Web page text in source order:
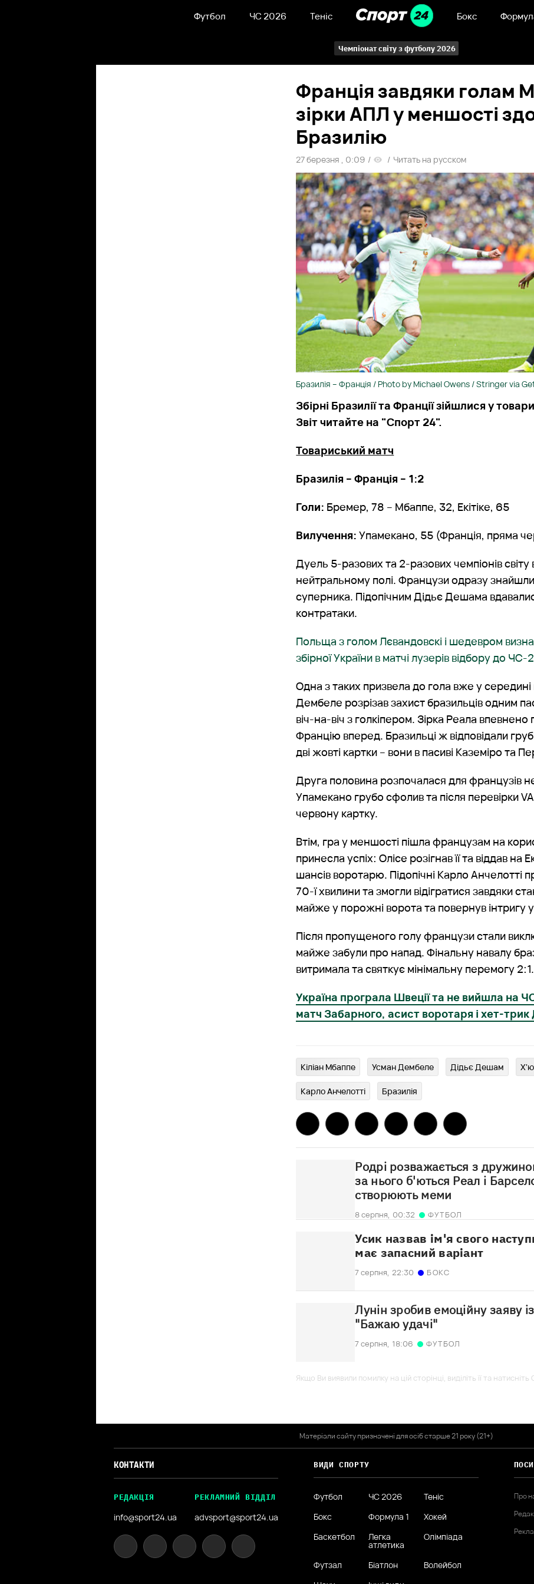
Футбол ЧС 2026 Теніс Бокс
Чемпіонат світу з футболу 2026
Франція завдяки голам
зірки АПЛ у меншості
Бразилію
27 березня , 0:09 / / Читать на русском
Бразилія – Франція / Photo by Michael Owens / Stringer via
Збірні Бразилії та Франції зійшлися у
Звіт читайте на "Спорт 24".
Товариський матч
Бразилія – Франція – 1:2
Голи: Бремер, 78 – Мбаппе, 32, Екітіке, 65
Вилучення: Упамекано, 55 (Франція, пряма
Дуель 5-разових та 2-разових чемпіонів
нейтральному полі. Французи одразу
суперника. Підопічним Дідьє Дешама
контратаки.
Польща з голом Лєвандовскі і шедевром
збірної України в матчі лузерів відбору до
Одна з таких призвела до гола вже у
Дембеле розрізав захист бразильців одним
віч-на-віч з голкіпером. Зірка Реала впевнено
Францію вперед. Бразильці ж відповідали
дві жовті картки – вони в пасиві Каземіро та
Друга половина розпочалася для французів
Упамекано грубо сфолив та після перевірки
червону картку.
Втім, гра у меншості пішла французам на
принесла успіх: Олісе розігнав її та віддав на
шансів воротарю. Підопічні Карло Анчелотті
70-ї хвилини та змогли відігратися завдяки
майже у порожні ворота та повернув інтригу
Після пропущеного голу французи стали
майже забули про напад. Фінальну навалу
витримала та святкує мінімальну перемогу 2:1.
Україна програла Швеції та не вийшла на
матч Забарного, асист воротаря і хет-
Кіліан Мбаппе Усман Дембеле Дідьє Дешам
Карло Анчелотті Бразилія
Родрі розважається з
за нього б'ються Реал і
створюють меми
8 серпня, 00:32 ФУТБОЛ
Усик назвав ім'я свого
має запасний варіант
7 серпня, 22:30 БОКС
Лунін зробив емоційну заяву
"Бажаю удачі"
7 серпня, 18:06 ФУТБОЛ
Якщо Ви виявили помилку на цій сторінці, виділіть її та
Матеріали сайту призначені для осіб старше 21 року (21+)
КОНТАКТИ
РЕДАКЦІЯ
info@sport24.ua
РЕКЛАМНИЙ ВІДДІЛ
advsport@sport24.ua
ВИДИ СПОРТУ
Футбол ЧС 2026
Теніс
Бокс
Формула 1
Хокей
Баскетбол
Легка
атлетика
Олімпіада
Футзал Біатлон
Волейбол
Про